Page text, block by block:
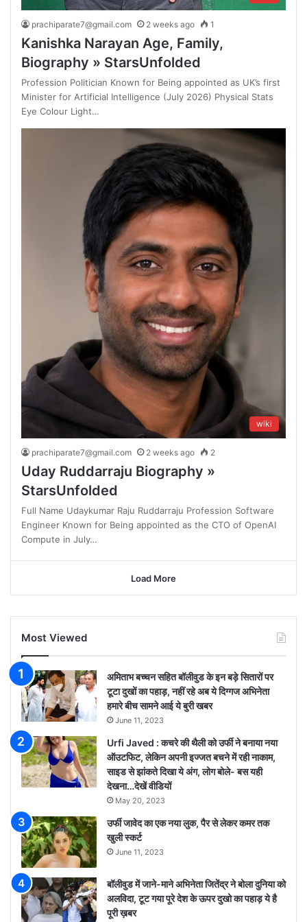
prachiparate7@gmail.com 2 weeks ago 1
Kanishka Narayan Age, Family,
Biography » StarsUnfolded
Profession Politician Known for Being appointed as UK’s first
Minister for Artificial Intelligence (July 2026) Physical Stats
Eye Colour Light…
wiki
prachiparate7@gmail.com 2 weeks ago 2
Uday Ruddarraju Biography »
StarsUnfolded
Full Name Udaykumar Raju Ruddarraju Profession Software
Engineer Known for Being appointed as the CTO of OpenAI
Compute in July…
Load More
Most Viewed
अमिताभ बच्चन सहित बॉलीवुड के इन बड़े सितारों पर
टूटा दुखों का पहाड़, नहीं रहे अब ये दिग्गज अभिनेता
हमारे बीच सामने आई ये बुरी खबर
June 11, 2023
Urfi Javed : कचरे की थैली को उर्फी ने बनाया नया
ऑउटफिट, लेकिन अपनी इज्जत बचने में रही नाकाम,
साइड से झांकते दिखा ये अंग, लोग बोले- बस यही
देखना…देखें वीडियों
May 20, 2023
उर्फी जावेद का एक नया लुक, पैर से लेकर कमर तक
खुली स्कर्ट
June 11, 2023
बॉलीवुड में जाने-माने अभिनेता जितेंद्र ने बोला दुनिया को
अलविदा, टूट गया पूरे देश के ऊपर दुखो का पहाड़ ये है
पूरी ख़बर